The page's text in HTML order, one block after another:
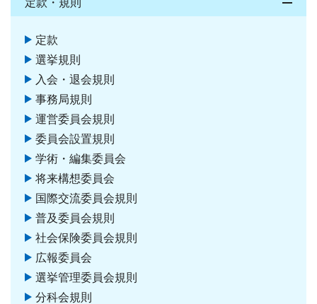
定款・規則
定款
選挙規則
入会・退会規則
事務局規則
運営委員会規則
委員会設置規則
学術・編集委員会
将来構想委員会
国際交流委員会規則
普及委員会規則
社会保険委員会規則
広報委員会
選挙管理委員会規則
分科会規則